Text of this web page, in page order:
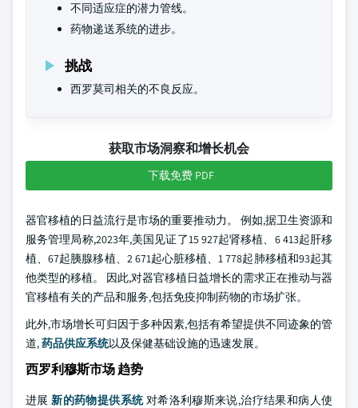
不同适应症的潜力管线。
药物递送系统的进步。
挑战
西罗莫司相关的不良反应。
获取市场洞察和增长机会
下载免费 PDF
器官移植的日益流行是市场的重要推动力。 例如,据卫生资源和
服务管理局称,2023年,美国见证了15 927起肾移植、6 413起肝移
植、67起胰腺移植、2 671起心脏移植、1 778起肺移植和93起其
他类型的移植。 因此,对器官移植日益增长的需求正在推动与器
官移植有关的产品和服务,包括免疫抑制药物的市场扩张。
此外,市场增长可归因于多种因素,包括有希望提供不同迹象的管
道,药品供应系统以及保健基础设施的迅速发展。
西罗利穆斯市场 趋势
进展新的药物提供系统对希洛利穆斯来说,治疗结果和病人使